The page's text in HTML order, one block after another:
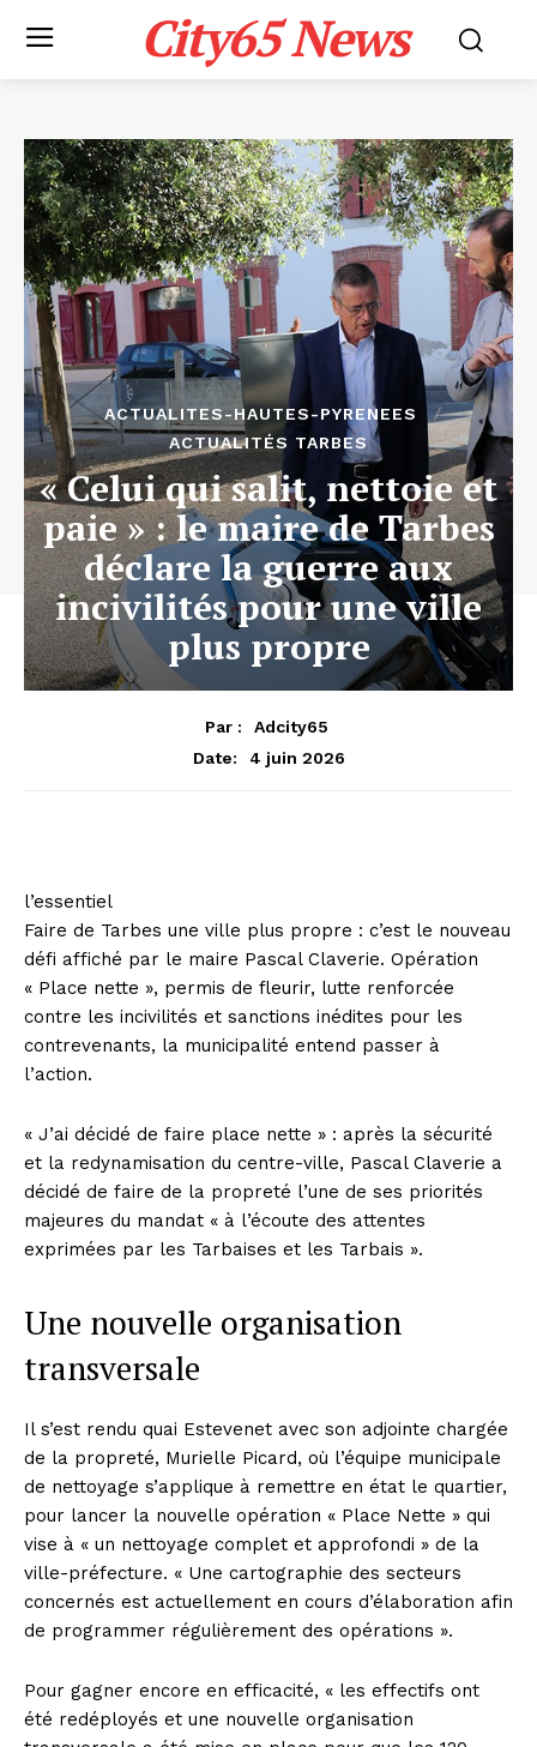
City65 News
ACTUALITES-HAUTES-PYRENEES
ACTUALITÉS TARBES
« Celui qui salit, nettoie et
paie » : le maire de Tarbes
déclare la guerre aux
incivilités pour une ville
plus propre
Par :
Adcity65
Date:
4 juin 2026
l’essentiel
Faire de Tarbes une ville plus propre : c’est le nouveau
défi affiché par le maire Pascal Claverie. Opération
« Place nette », permis de fleurir, lutte renforcée
contre les incivilités et sanctions inédites pour les
contrevenants, la municipalité entend passer à
l’action.
« J’ai décidé de faire place nette » : après la sécurité
et la redynamisation du centre-ville, Pascal Claverie a
décidé de faire de la propreté l’une de ses priorités
majeures du mandat « à l’écoute des attentes
exprimées par les Tarbaises et les Tarbais ».
Une nouvelle organisation
transversale
Il s’est rendu quai Estevenet avec son adjointe chargée
de la propreté, Murielle Picard, où l’équipe municipale
de nettoyage s’applique à remettre en état le quartier,
pour lancer la nouvelle opération « Place Nette » qui
vise à « un nettoyage complet et approfondi » de la
ville-préfecture. « Une cartographie des secteurs
concernés est actuellement en cours d’élaboration afin
de programmer régulièrement des opérations ».
Pour gagner encore en efficacité, « les effectifs ont
été redéployés et une nouvelle organisation